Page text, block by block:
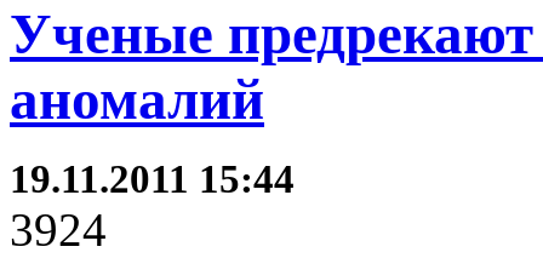
Ученые
аномалий
19.11.2011 15:44
3924